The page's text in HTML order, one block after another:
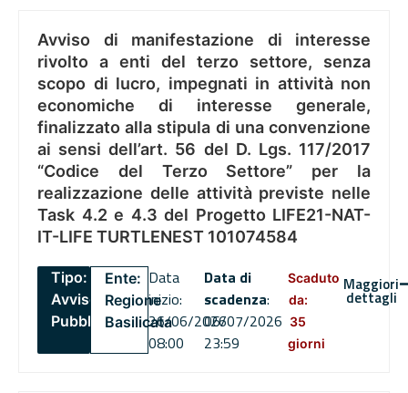
Avviso di manifestazione di interesse
rivolto a enti del terzo settore, senza
scopo di lucro, impegnati in attività non
economiche di interesse generale,
finalizzato alla stipula di una convenzione
ai sensi dell’art. 56 del D. Lgs. 117/2017
“Codice del Terzo Settore” per la
realizzazione delle attività previste nelle
Task 4.2 e 4.3 del Progetto LIFE21-NAT-
IT-LIFE TURTLENEST 101074584
Tipo:
Avviso
Pubblico
Ente:
Regione
Basilicata
Data
inizio:
26/06/2026
08:00
Data di
scadenza:
06/07/2026
23:59
Scaduto
da:
35
giorni
Maggiori
dettagli